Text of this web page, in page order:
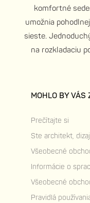
komfortné
umožnia
sieste.
na rozkladaciu
MOHLO BY VÁS
Prečítajte si
Ste architekt,
Všeobecné
Informácie o
Všeobecné
Pravidlá